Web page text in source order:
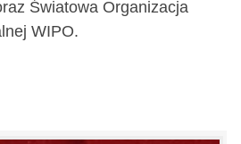
Światowa Organizacja
WIPO.